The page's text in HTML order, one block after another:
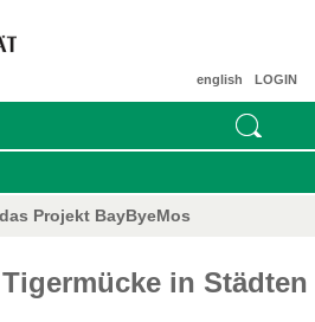
LOGIN
english
Projekt BayByeMos
in Städten